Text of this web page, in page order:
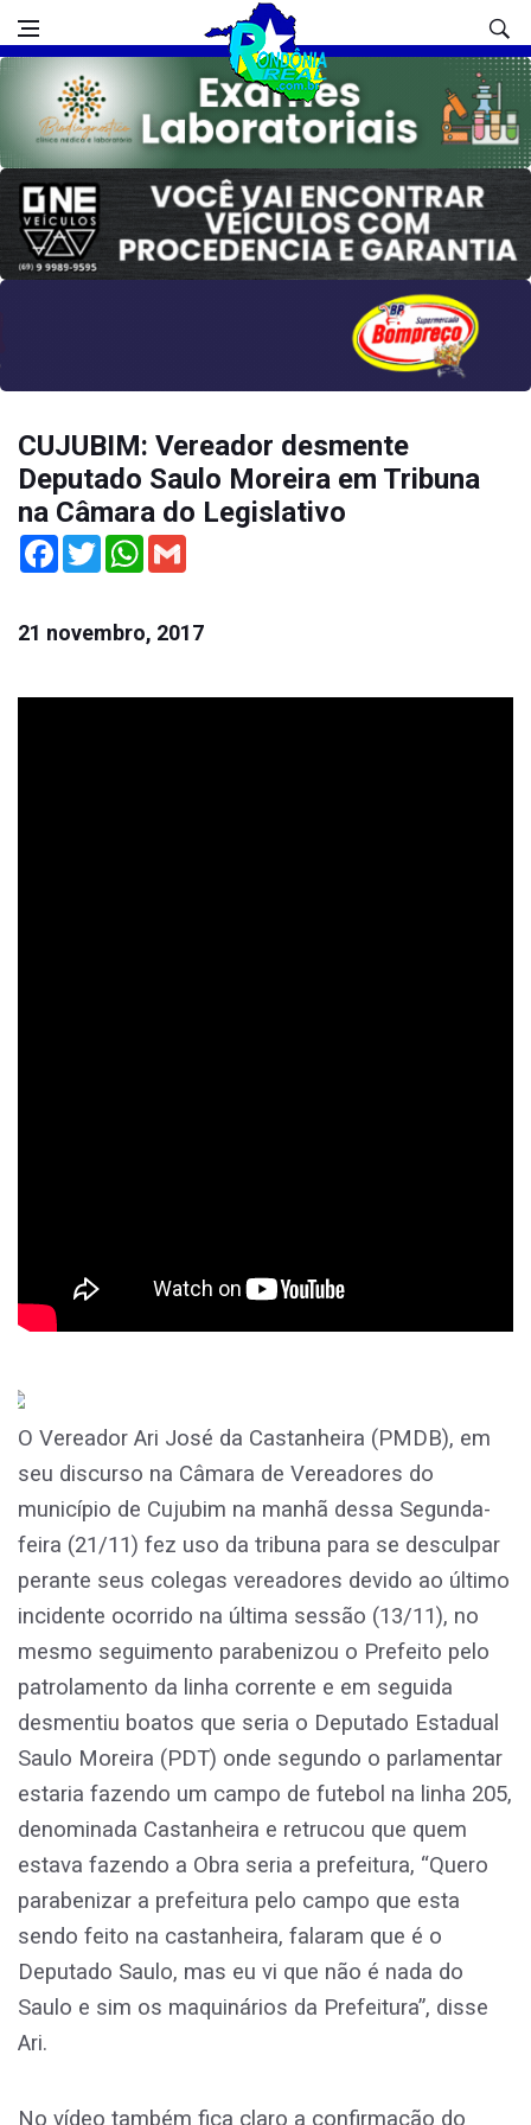
CUJUBIM: Vereador desmente
Deputado Saulo Moreira em Tribuna
na Câmara do Legislativo
Facebook
TwitterWhatsApp
21 novembro, 2017
O Vereador Ari José da Castanheira (PMDB), em
seu discurso na Câmara de Vereadores do
município de Cujubim na manhã dessa Segunda-
feira (21/11) fez uso da tribuna para se desculpar
perante seus colegas vereadores devido ao último
incidente ocorrido na última sessão (13/11), no
mesmo seguimento parabenizou o Prefeito pelo
patrolamento da linha corrente e em seguida
desmentiu boatos que seria o Deputado Estadual
Saulo Moreira (PDT) onde segundo o parlamentar
estaria fazendo um campo de futebol na linha 205,
denominada Castanheira e retrucou que quem
estava fazendo a Obra seria a prefeitura, “Quero
parabenizar a prefeitura pelo campo que esta
sendo feito na castanheira, falaram que é o
Deputado Saulo, mas eu vi que não é nada do
Saulo e sim os maquinários da Prefeitura”, disse
Ari.
No vídeo também fica claro a confirmação do